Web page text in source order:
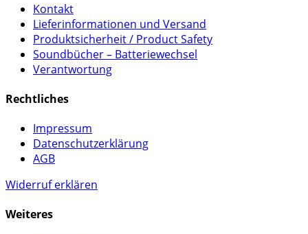
Kontakt
Lieferinformationen und Versand
Produktsicherheit / Product Safety
Soundbücher – Batteriewechsel
Verantwortung
Rechtliches
Impressum
Datenschutzerklärung
AGB
Widerruf erklären
Weiteres